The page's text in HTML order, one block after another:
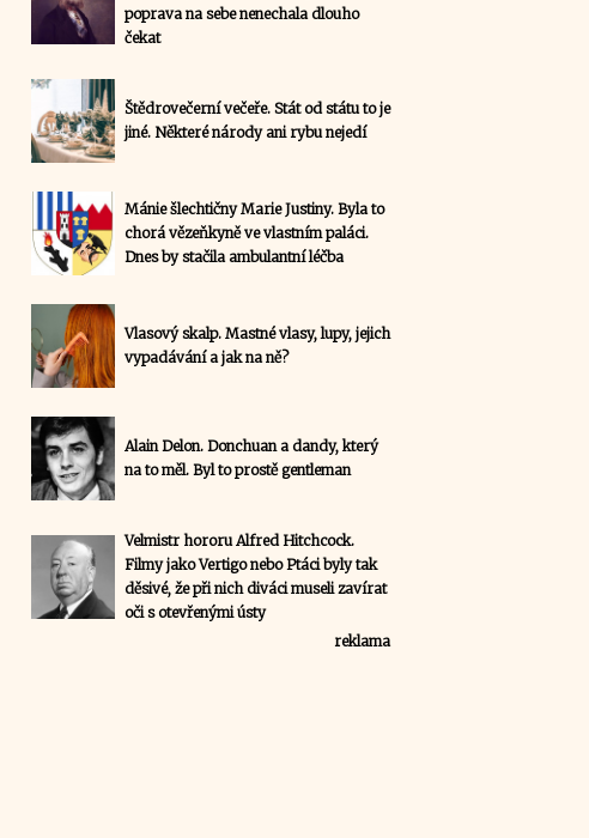
poprava na sebe nenechala dlouho
čekat
Štědrovečerní večeře. Stát od státu to je
jiné. Některé národy ani rybu nejedí
Mánie šlechtičny Marie Justiny. Byla to
chorá vězeňkyně ve vlastním paláci.
Dnes by stačila ambulantní léčba
Vlasový skalp. Mastné vlasy, lupy, jejich
vypadávání a jak na ně?
Alain Delon. Donchuan a dandy, který
na to měl. Byl to prostě gentleman
Velmistr hororu Alfred Hitchcock.
Filmy jako Vertigo nebo Ptáci byly tak
děsivé, že při nich diváci museli zavírat
oči s otevřenými ústy
reklama